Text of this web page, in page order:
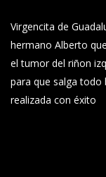
Virgencita de
hermano Alberto
el tumor del riñon
para que salga todo
realizada con éxito